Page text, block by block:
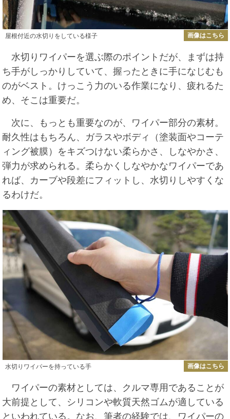
屋根付近の水切りをしている様子 画像はこちら
水切りワイパーを選ぶ際のポイントだが、まずは持
ち手がしっかりしていて、握ったときに手になじむも
のがベスト。けっこう力のいる作業になり、疲れるた
め、そこは重要だ。
次に、もっとも重要なのが、ワイパー部分の素材。
耐久性はもちろん、ガラスやボディ（塗装面やコーテ
ィング被膜）をキズつけない柔らかさ、しなやかさ、
弾力が求められる。柔らかくしなやかなワイパーであ
れば、カーブや段差にフィットし、水切りしやすくな
るわけだ。
水切りワイパーを持っている手 画像はこちら
ワイパーの素材としては、クルマ専用であることが
大前提として、シリコンや軟質天然ゴムが適している
といわれている。なお、筆者の経験では、ワイパーの